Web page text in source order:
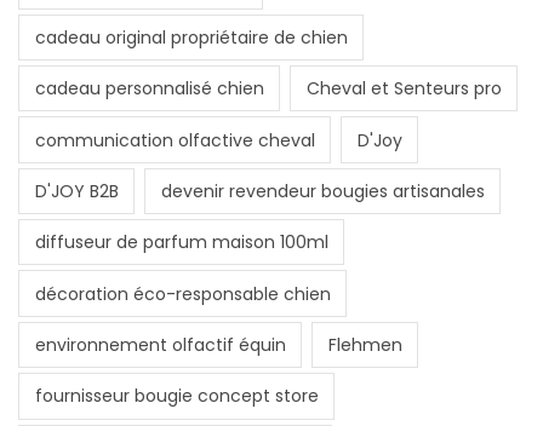
cadeau original propriétaire de chien
cadeau personnalisé chien Cheval et Senteurs pro
communication olfactive cheval D'Joy
D'JOY B2B devenir revendeur bougies artisanales
diffuseur de parfum maison 100ml
décoration éco-responsable chien
environnement olfactif équin Flehmen
fournisseur bougie concept store